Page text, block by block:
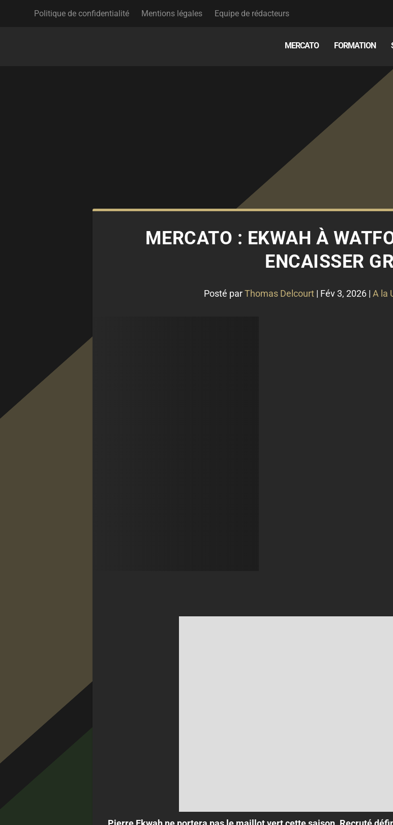
Politique de confidentialité Mentions légales Equipe de rédacteurs
MERCATO FORMATION
MERCATO : EKWAH À
ENCAISSER
Posté parThomas Delcourt| Fév 3, 2026| A la